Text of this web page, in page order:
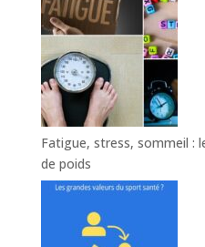
Fatigue, stress, sommeil :
de poids